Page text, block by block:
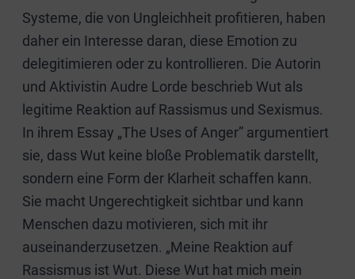
Systeme, die von Ungleichheit profitieren, haben
daher ein Interesse daran, diese Emotion zu
delegitimieren oder zu kontrollieren. Die Autorin
und Aktivistin Audre Lorde beschrieb Wut als
legitime Reaktion auf Rassismus und Sexismus.
In ihrem Essay „The Uses of Anger” argumentiert
sie, dass Wut keine bloße Problematik darstellt,
sondern eine Form der Klarheit schaffen kann.
Sie macht Ungerechtigkeit sichtbar und kann
Menschen dazu motivieren, sich mit ihr
auseinanderzusetzen. „Meine Reaktion auf
Rassismus ist Wut. Diese Wut hat mich mein